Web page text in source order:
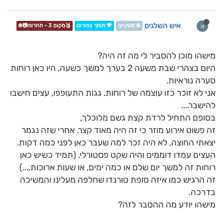
א איש השלגים ❄️ משקיען 💖 תומך בפורום 🥉מקום 3 - תחרות📷❄️
מישהו מוכן להסביר לי מה זה היה?
היום בצהרי שבת משעה 2 בערך למשך כשעה, היו כאן רוחות
סערה נוראיות.
אני לא זוכר כזו עוצמה של רוחות. גגות התעופפו, עצים חישבו
להישבר....
בסופם התחיל לרדת קצת גשם מלוכלך,
זה פשוט אירוע מוזר כי זה היה מאוד קצר. אחרי שזה נגמר
יצאתי החוצה, לא היה זכר למה שעבר כאן לפני כמה דקות.
העצים עמדו דוממים והיה שקט פסטורלי. (תמיד כשיש כאן
רוחות זה למשך יום שלם או כמה ימים, או שעות ארוכות,...)
זה הרגיש כמו איזה סופת טורנדו שחלפה מעלינו והמשיכה
בדרכה.
מישהו יודע מה ההסבר לזה?